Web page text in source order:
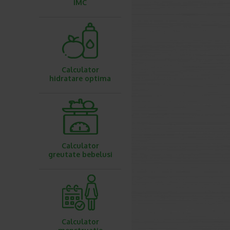
IMC
Calculator
hidratare optima
Calculator
greutate bebelusi
Calculator